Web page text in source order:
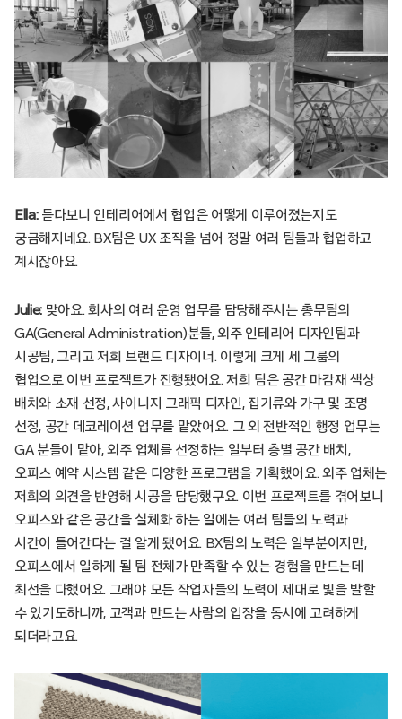
Ella: 듣다보니 인테리어에서 협업은 어떻게 이루어졌는지도
궁금해지네요. BX팀은 UX 조직을 넘어 정말 여러 팀들과 협업하고
계시잖아요.
Julie: 맞아요. 회사의 여러 운영 업무를 담당해주시는 총무팀의
GA(General Administration)분들, 외주 인테리어 디자인팀과
시공팀, 그리고 저희 브랜드 디자이너. 이렇게 크게 세 그룹의
협업으로 이번 프로젝트가 진행됐어요. 저희 팀은 공간 마감재 색상
배치와 소재 선정, 사이니지 그래픽 디자인, 집기류와 가구 및 조명
선정, 공간 데코레이션 업무를 맡았어요. 그 외 전반적인 행정 업무는
GA 분들이 맡아, 외주 업체를 선정하는 일부터 층별 공간 배치,
오피스 예약 시스템 같은 다양한 프로그램을 기획했어요. 외주 업체는
저희의 의견을 반영해 시공을 담당했구요. 이번 프로젝트를 겪어보니
오피스와 같은 공간을 실체화 하는 일에는 여러 팀들의 노력과
시간이 들어간다는 걸 알게 됐어요. BX팀의 노력은 일부분이지만,
오피스에서 일하게 될 팀 전체가 만족할 수 있는 경험을 만드는데
최선을 다했어요. 그래야 모든 작업자들의 노력이 제대로 빛을 발할
수 있기도하니까, 고객과 만드는 사람의 입장을 동시에 고려하게
되더라고요.